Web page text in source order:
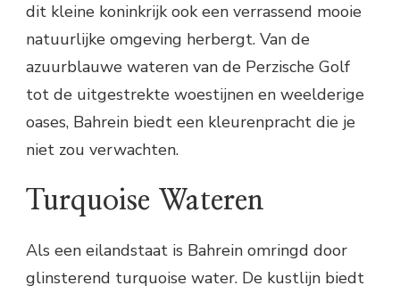
dit kleine koninkrijk ook een verrassend mooie
natuurlijke omgeving herbergt. Van de
azuurblauwe wateren van de Perzische Golf
tot de uitgestrekte woestijnen en weelderige
oases, Bahrein biedt een kleurenpracht die je
niet zou verwachten.
Turquoise Wateren
Als een eilandstaat is Bahrein omringd door
glinsterend turquoise water. De kustlijn biedt